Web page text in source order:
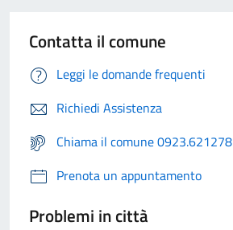
Contatta il comune
Leggi le domande frequenti
Richiedi Assistenza
Chiama il comune 0923.621278
Prenota un appuntamento
Problemi in città